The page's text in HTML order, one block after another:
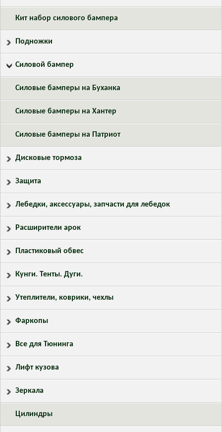
Кит набор силового бампера
Подножки
Силовой бампер
Силовые бамперы на Буханка
Силовые бамперы на Хантер
Силовые бамперы на Патриот
Дисковые тормоза
Защита
Лебедки, аксессуары, запчасти для лебедок
Расширители арок
Пластиковый обвес
Кунги. Тенты. Дуги.
Утеплители, коврики, чехлы
Фаркопы
Все для Тюнинга
Лифт кузова
Зеркала
Цилиндры